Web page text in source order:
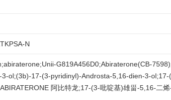
N
G819A456D0;Abiraterone(CB-
ol;(3b)-17-(3-pyridinyl)-Androsta-5,16-dien-3-
阿比特龙;17-(3-吡啶基)雄甾-5,16-二